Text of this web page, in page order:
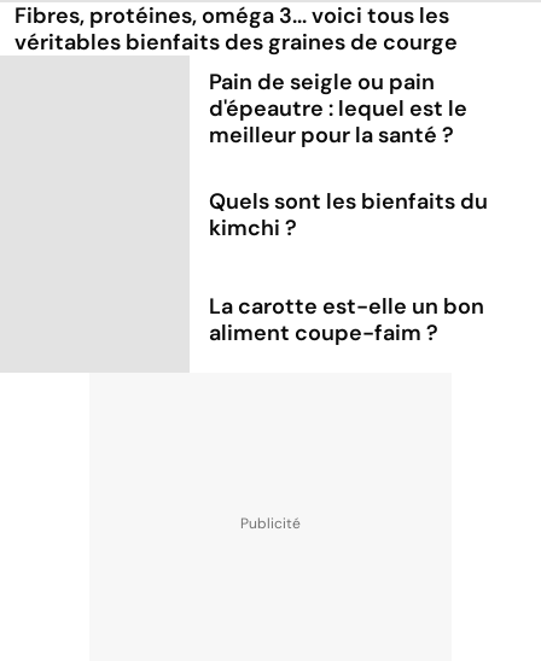
Fibres, protéines, oméga 3... voici tous les
véritables bienfaits des graines de courge
Pain de seigle ou pain
d'épeautre : lequel est le
meilleur pour la santé ?
Quels sont les bienfaits du
kimchi ?
La carotte est-elle un bon
aliment coupe-faim ?